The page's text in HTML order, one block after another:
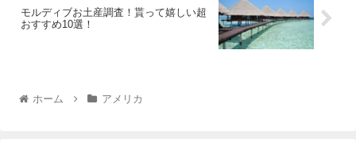
モルディブお土産調査！貰って嬉しい超
おすすめ10選！
ホーム アメリカ